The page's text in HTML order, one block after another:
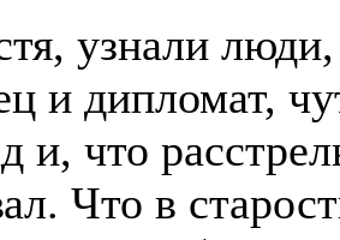
узнали
и дипломат,
и, что
Что в